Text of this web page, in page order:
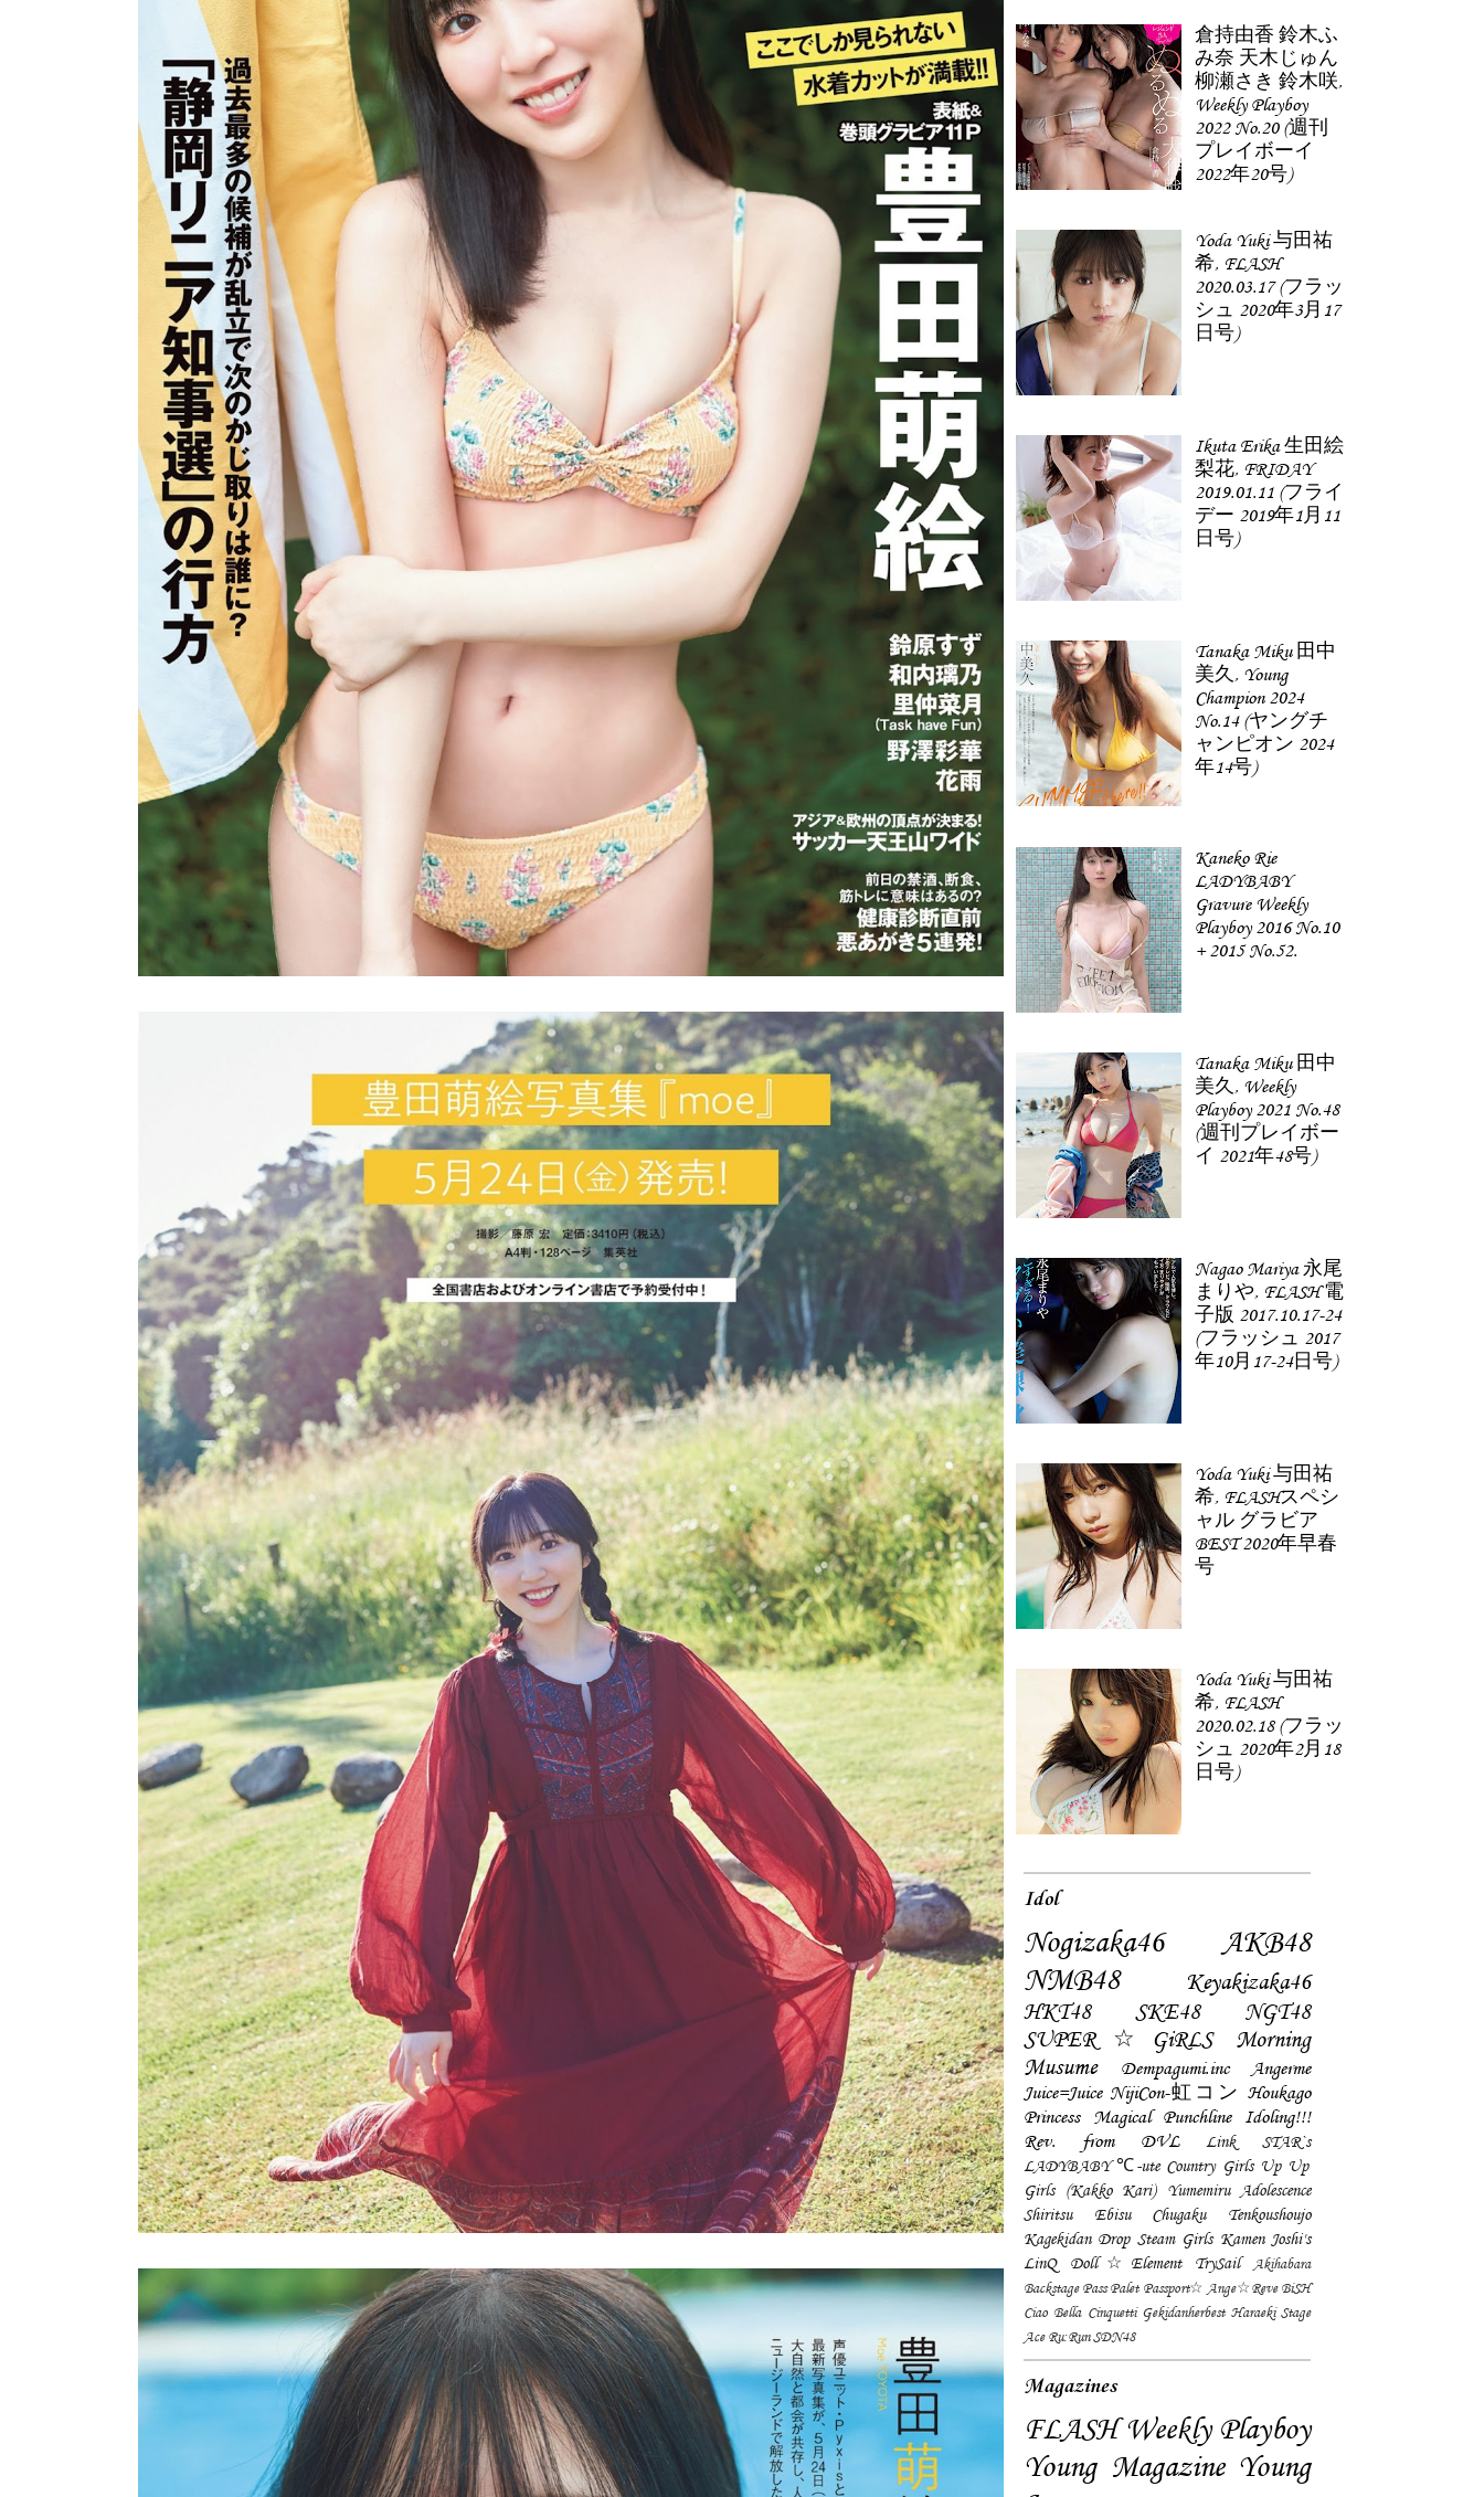
倉持由香 鈴木ふ
み奈 天木じゅん
柳瀬さき 鈴木咲,
Weekly Playboy
2022 No.20 (週刊
プレイボーイ
2022年20号)
Yoda Yuki 与田祐
希, FLASH
2020.03.17 (フラッ
シュ 2020年3月17
日号)
Ikuta Erika 生田絵
梨花, FRIDAY
2019.01.11 (フライ
デー 2019年1月11
日号)
Tanaka Miku 田中
美久, Young
Champion 2024
No.14 (ヤングチ
ャンピオン 2024
年14号)
Kaneko Rie
LADYBABY
Gravure Weekly
Playboy 2016 No.10
+ 2015 No.52.
Tanaka Miku 田中
美久, Weekly
Playboy 2021 No.48
(週刊プレイボー
イ 2021年48号)
Nagao Mariya 永尾
まりや, FLASH 電
子版 2017.10.17-24
(フラッシュ 2017
年10月17-24日号)
Yoda Yuki 与田祐
希, FLASHスペシ
ャル グラビア
BEST 2020年早春
号
Yoda Yuki 与田祐
希, FLASH
2020.02.18 (フラッ
シュ 2020年2月18
日号)
Idol
Nogizaka46
AKB48
NMB48
Keyakizaka46
HKT48
SKE48
NGT48
SUPER☆GiRLS
Morning
Musume
Dempagumi.inc
Angerme
Juice=Juice NijiCon-虹コン Houkago
Princess Magical Punchline Idoling!!!
Rev. from DVL
Link STAR`s
LADYBABY ℃-ute Country Girls Up Up
Girls (Kakko Kari) Yumemiru Adolescence
Shiritsu Ebisu Chugaku
Tenkoushoujo
Kagekidan Drop Steam Girls Kamen Joshi's
LinQ
Doll☆Element TrySail
Akihabara
Backstage Pass Palet Passport☆ Ange☆Reve BiSH
Ciao Bella Cinquetti Gekidanherbest Haraeki Stage
Ace Ru:RunSDN48
Magazines
FLASH Weekly Playboy
Young Magazine Young